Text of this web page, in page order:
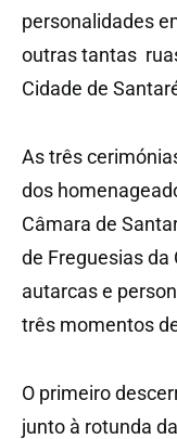
personalidades
outras tantas
Cidade de
As três
dos
Câmara de
de Freguesias da
autarcas e
três momentos
O primeiro
junto à rotunda